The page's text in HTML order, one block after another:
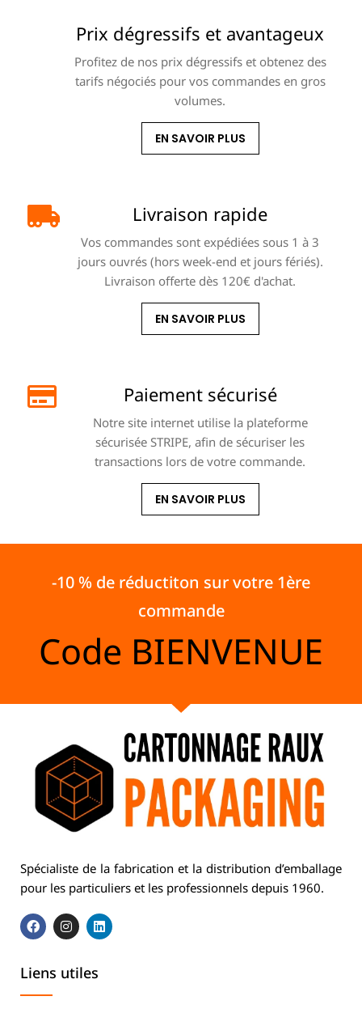
Prix dégressifs et avantageux
Profitez de nos prix dégressifs et obtenez des
tarifs négociés pour vos commandes en gros
volumes.
EN SAVOIR PLUS
Livraison rapide
Vos commandes sont expédiées sous 1 à 3
jours ouvrés (hors week-end et jours fériés).
Livraison offerte dès 120€ d'achat.
EN SAVOIR PLUS
Paiement sécurisé
Notre site internet utilise la plateforme
sécurisée STRIPE, afin de sécuriser les
transactions lors de votre commande.
EN SAVOIR PLUS
-10 % de réductiton sur votre 1ère
commande
Code BIENVENUE
Spécialiste de la fabrication et la distribution d’emballage
pour les particuliers et les professionnels depuis 1960.
Liens utiles